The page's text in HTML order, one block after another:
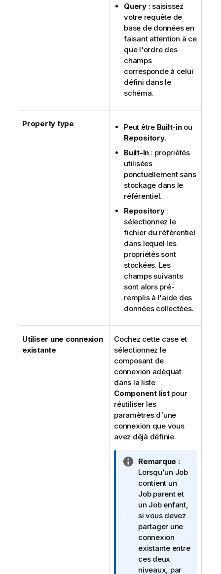
Query: saisissez
votre requête de
base de données en
faisant attention à ce
que l'ordre des
champs
corresponde à celui
défini dans le
schéma.
Property type Peut être Built-inou
Repository.
Built-In : propriétés
utilisées
ponctuellement sans
stockage dans le
référentiel.
Repository :
sélectionnez le
fichier du référentiel
dans lequel les
propriétés sont
stockées. Les
champs suivants
sont alors pré-
remplis à l'aide des
données collectées.
Utiliser une connexion
existante
Cochez cette case et
sélectionnez le
composant de
connexion adéquat
dans la liste
Component listpour
réutiliser les
paramètres d'une
connexion que vous
avez déjà définie.
N
o
t
e
I
n
f
o
r
m
a
Remarque :
Lorsqu'un Job
contient un
Job parent et
un Job enfant,
si vous devez
partager une
connexion
existante entre
ces deux
niveaux, par